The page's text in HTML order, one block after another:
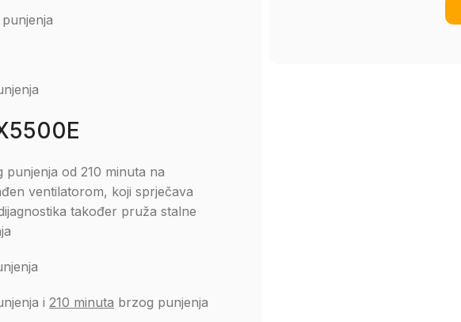
od 210 minuta na
ventilatorom, koji sprječava
također pruža stalne
i 210 minuta brzog punjenja